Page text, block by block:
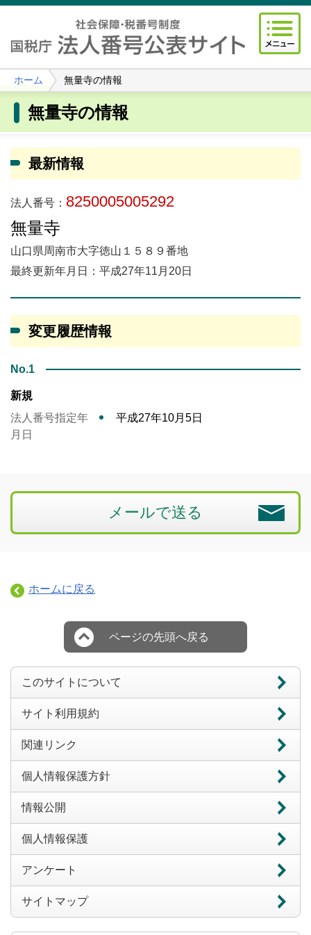
ホーム 無量寺の情報
無量寺の情報
最新情報
法人番号： 8250005005292
無量寺
山口県周南市大字徳山１５８９番地
最終更新年月日：平成27年11月20日
変更履歴情報
No.1
新規
法人番号指定年
月日
平成27年10月5日
メールで送る
ホームに戻る
ページの先頭へ戻る
このサイトについて
サイト利用規約
関連リンク
個人情報保護方針
情報公開
個人情報保護
アンケート
サイトマップ